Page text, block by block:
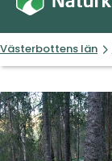
Västerbottens län